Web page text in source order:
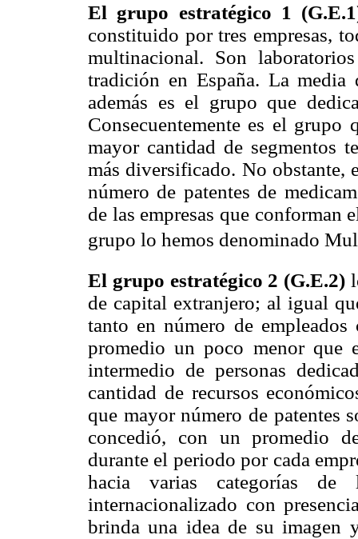
El grupo estratégico 1
constituido por tres empresas,
multinacional. Son
tradición en España. La
además es el grupo que
Consecuentemente es el
mayor cantidad de segmentos
más diversificado. No obstante,
número de patentes de
de las empresas que conforman
grupo lo hemos denominado
El grupo estratégico 2 (G.E.2)
de capital extranjero; al igual
tanto en número de
promedio un poco menor que
intermedio de personas
cantidad de recursos
que mayor número de patentes
concedió, con un promedio
durante el periodo por cada
hacia varias categorías
internacionalizado con
brinda una idea de su imagen